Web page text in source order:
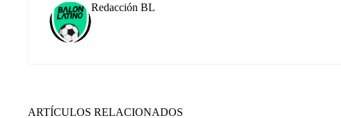
Redacción BL
ARTÍCULOS RELACIONADOS